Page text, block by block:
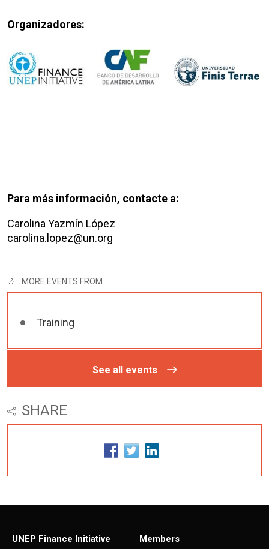
Organizadores:
Para más información, contacte a:
Carolina Yazmín López
carolina.lopez@un.org
MORE EVENTS FROM
Training
See all events
SHARE
UNEP Finance Initiative
Members